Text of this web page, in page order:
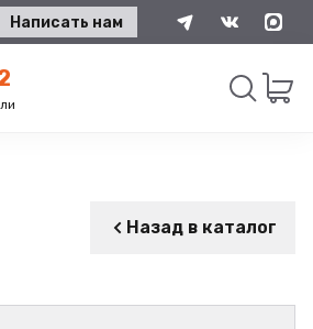
Написать нам
Назад в каталог